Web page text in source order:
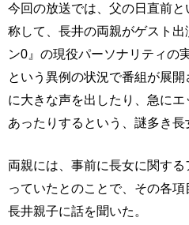
今回の放送では、父の日直前と
称して、長井の両親がゲスト
ン0』の現役パーソナリティの
という異例の状況で番組が展
に大きな声を出したり、急に
あったりするという、謎多き長
両親には、事前に長女に関す
っていたとのことで、その各項
長井親子に話を聞いた。